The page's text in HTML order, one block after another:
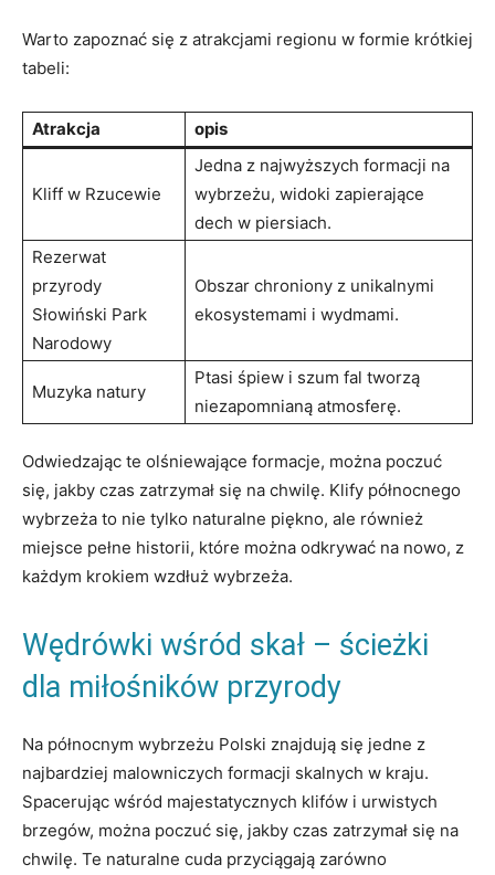
Warto zapoznać się z atrakcjami regionu w formie krótkiej
tabeli:
Atrakcja opis
Kliff w Rzucewie
Jedna z najwyższych formacji na
wybrzeżu, widoki zapierające
dech w piersiach.
Rezerwat
przyrody
Słowiński Park
Narodowy
Obszar chroniony z unikalnymi
ekosystemami i wydmami.
Muzyka natury
Ptasi śpiew i szum fal tworzą
niezapomnianą atmosferę.
Odwiedzając te olśniewające formacje, można poczuć
się, jakby czas zatrzymał się na chwilę. Klify północnego
wybrzeża to nie tylko naturalne piękno, ale również
miejsce pełne historii, które można odkrywać na nowo, z
każdym krokiem wzdłuż wybrzeża.
Wędrówki wśród skał – ścieżki
dla miłośników przyrody
Na północnym wybrzeżu Polski znajdują się jedne z
najbardziej malowniczych formacji skalnych w kraju.
Spacerując wśród majestatycznych klifów i urwistych
brzegów, można poczuć się, jakby czas zatrzymał się na
chwilę. Te naturalne cuda przyciągają zarówno